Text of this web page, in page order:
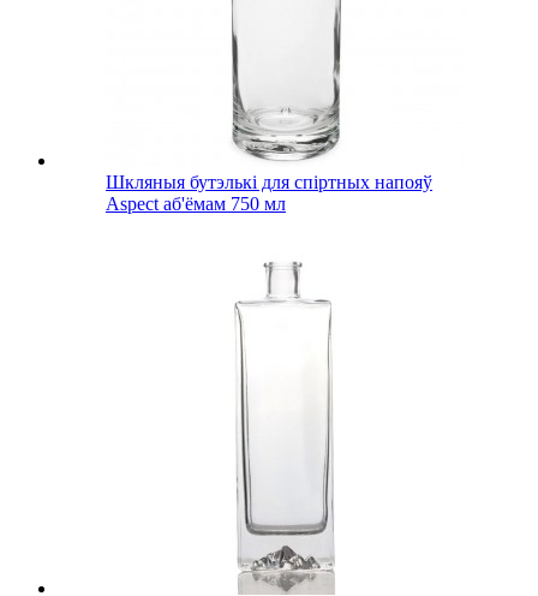
Шкляныя бутэлькі для спіртных напояў
Aspect аб'ёмам 750 мл